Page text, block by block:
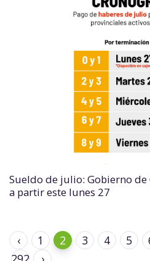
Sueldo de julio: Gobierno de
a partir este lunes 27
‹ 1 2 3 4 5